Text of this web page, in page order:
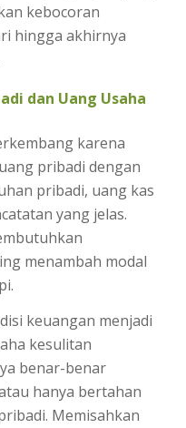
kebocoran
hingga akhirnya
dan Uang Usaha
karena
pribadi dengan
pribadi, uang kas
yang jelas.
menambah modal
keuangan menjadi
kesulitan
benar-benar
hanya bertahan
Memisahkan